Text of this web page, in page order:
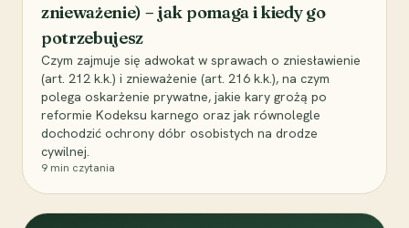
znieważenie) – jak pomaga i kiedy go
potrzebujesz
Czym zajmuje się adwokat w sprawach o zniesławienie
(art. 212 k.k.) i znieważenie (art. 216 k.k.), na czym
polega oskarżenie prywatne, jakie kary grożą po
reformie Kodeksu karnego oraz jak równolegle
dochodzić ochrony dóbr osobistych na drodze
cywilnej.
9 min czytania